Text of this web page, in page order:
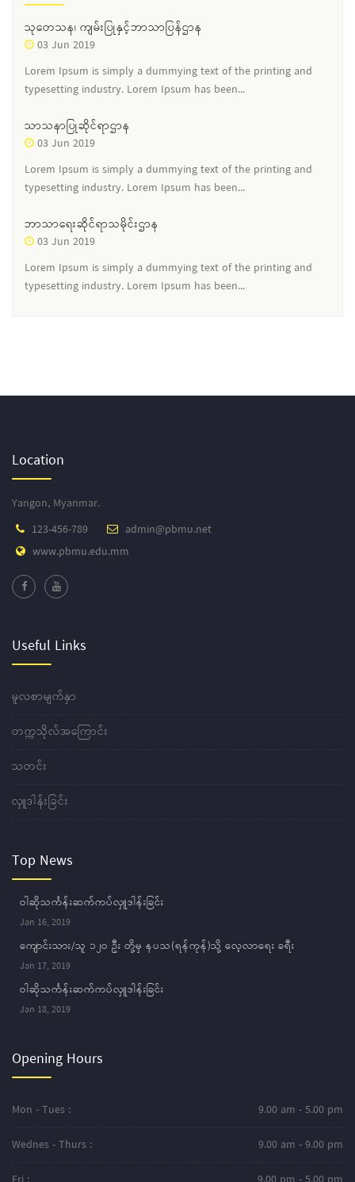
သုတေသန၊ ကျမ်းပြုနှင့်ဘာသာပြန်ဌာန
03 Jun 2019
Lorem Ipsum is simply a dummying text of the printing and
typesetting industry. Lorem Ipsum has been...
သာသနာပြုဆိုင်ရာဌာန
03 Jun 2019
Lorem Ipsum is simply a dummying text of the printing and
typesetting industry. Lorem Ipsum has been...
ဘာသာရေးဆိုင်ရာသမိုင်းဌာန
03 Jun 2019
Lorem Ipsum is simply a dummying text of the printing and
typesetting industry. Lorem Ipsum has been...
Location
Yangon, Myanmar.
123-456-789
admin@pbmu.net
www.pbmu.edu.mm
Useful Links
မူလစာမျက်နှာ
တက္ကသိုလ်အကြောင်း
သတင်း
လှူဒါန်းခြင်း
Top News
ဝါဆိုသင်္ကန်းဆက်ကပ်လှူဒါန်းခြင်း
Jan 16, 2019
ကျောင်းသား/သူ ၁၂ဝ ဦး တို့မှ နပသ(ရန်ကုန်)သို့ လေ့လာရေး ခရီး
Jan 17, 2019
ဝါဆိုသင်္ကန်းဆက်ကပ်လှူဒါန်းခြင်း
Jan 18, 2019
Opening Hours
Mon - Tues :
9.00 am - 5.00 pm
Wednes - Thurs :
9.00 am - 9.00 pm